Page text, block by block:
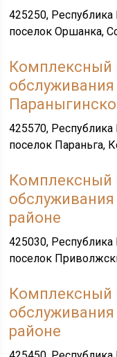
425250,
поселок Оршанка,
Комплексный
425570,
поселок Параньга,
Комплексный
районе
425030,
поселок
Комплексный
районе